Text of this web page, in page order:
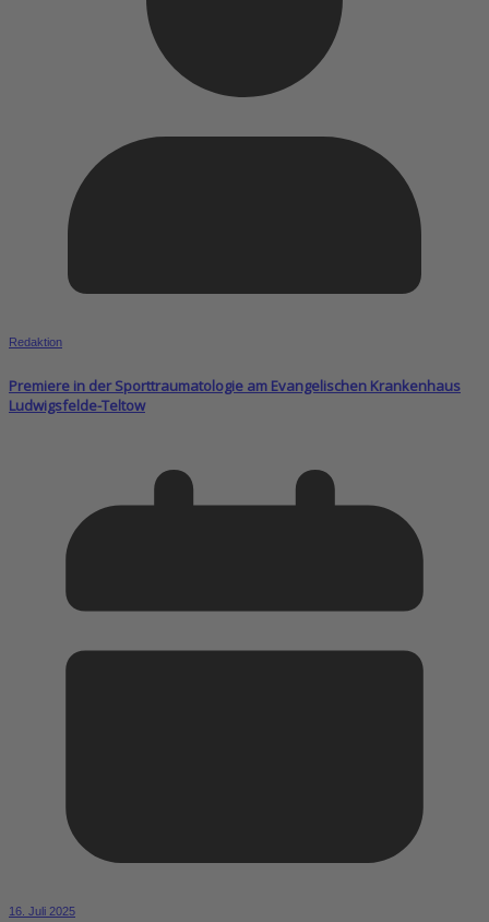
Redaktion
Premiere in der Sporttraumatologie am Evangelischen Krankenhaus
Ludwigsfelde-Teltow
16. Juli 2025